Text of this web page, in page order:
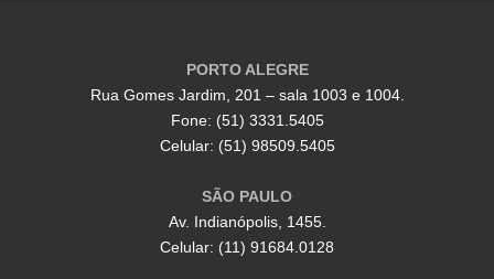
PORTO ALEGRE
Rua Gomes Jardim, 201 – sala 1003 e 1004.
Fone: (51) 3331.5405
Celular: (51) 98509.5405
SÃO PAULO
Av. Indianópolis, 1455.
Celular: (11) 91684.0128